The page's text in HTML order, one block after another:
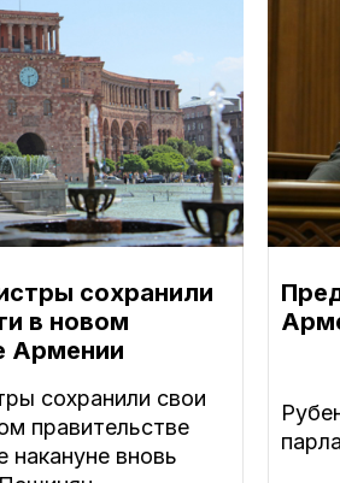
сохранили
в новом
Армении
сохранили свои
правительстве
накануне вновь